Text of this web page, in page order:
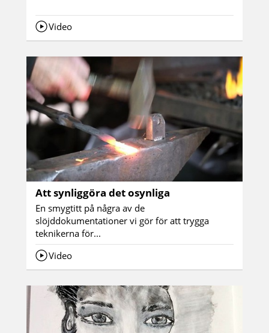
Video
Att synliggöra det osynliga
En smygtitt på några av de
slöjddokumentationer vi gör för att trygga
teknikerna för...
Video